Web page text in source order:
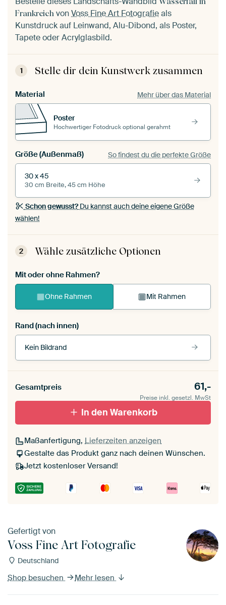
Frankreich vonVoss Fine Art Fotografieals
Kunstdruck auf Leinwand, Alu-Dibond, als Poster,
Tapete oder Acrylglasbild.
1 Stelle dir dein Kunstwerk zusammen
Material Mehr über das Material
Poster
Hochwertiger Fotodruck optional gerahmt
Größe (Außenmaß) So findest du die perfekte Größe
30 x 45
30 cm Breite, 45 cm Höhe
Schon gewusst?Du kannst auch deine eigene Größe
wählen!
2 Wähle zusätzliche Optionen
Mit oder ohne Rahmen?
Ohne Rahmen Mit Rahmen
Rand (nach innen)
Kein Bildrand
schwarz (Holzrahmen)
Ohne Passepartout
Gesamtpreis 61,-
Preise inkl. gesetzl. MwSt
In den Warenkorb
Maßanfertigung, Lieferzeiten anzeigen
Gestalte das Produkt ganz nach deinen Wünschen.
Jetzt kostenloser Versand!
Gefertigt von
Voss Fine Art Fotografie
Deutschland
Shop besuchen Mehr lesen